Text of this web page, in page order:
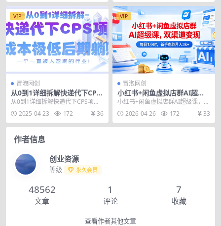
VIP
冒泡网创
从0到1详细拆解快递代下CPS
项目，一个一直被人忽视的行
业！
从0到1详细拆解快递代下CPS项
目，一个一直被人忽视的行业！ 项
目介绍： 不知道...
2025-04-23 172 36
VIP
冒泡网创
小红书+闲鱼虚拟店群AI超级
课，双渠道变现，每日1小
时，新手也能月入3k+
小红书+闲鱼虚拟店群AI超级课，双
渠道变现，每日1小时，新手也能月
入3k+ 想做...
2026-04-26 172 33
作者信息
创业资源
等级 永久会员
48562
文章
1
评论
7
收藏
查看作者其他文章